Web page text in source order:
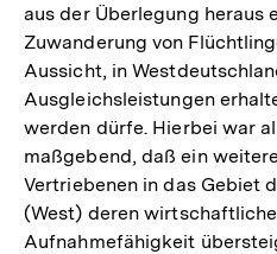
aus der Überlegung heraus
Zuwanderung von
Aussicht, in
Ausgleichsleistungen
werden dürfe. Hierbei war
maßgebend, daß ein
Vertriebenen in das Gebiet
(West) deren
Aufnahmefähigkeit